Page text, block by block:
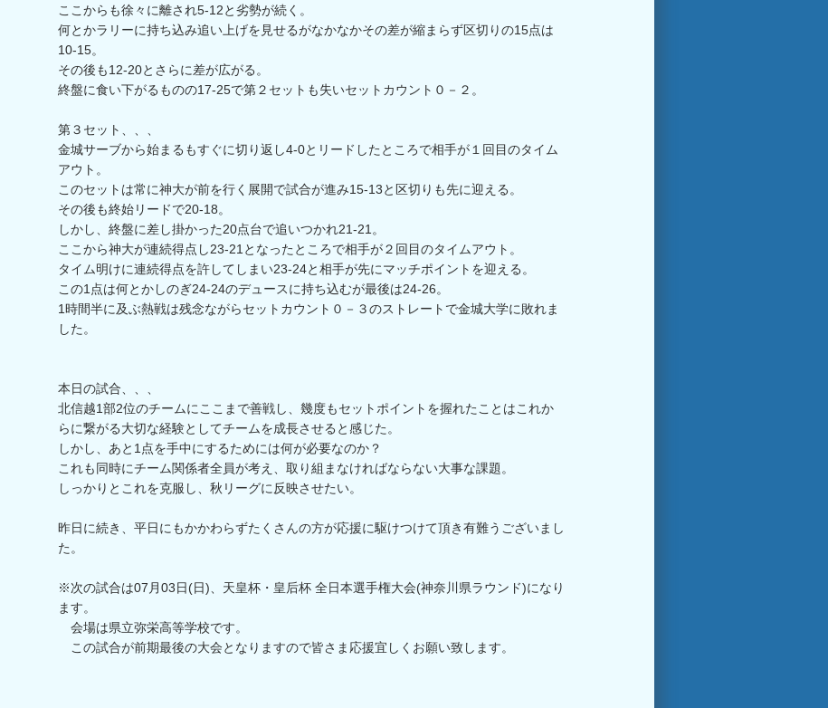
ここからも徐々に離され5-12と劣勢が続く。
何とかラリーに持ち込み追い上げを見せるがなかなかその差が縮まらず区切りの15点は
10-15。
その後も12-20とさらに差が広がる。
終盤に食い下がるものの17-25で第２セットも失いセットカウント０－２。
第３セット、、、
金城サーブから始まるもすぐに切り返し4-0とリードしたところで相手が１回目のタイム
アウト。
このセットは常に神大が前を行く展開で試合が進み15-13と区切りも先に迎える。
その後も終始リードで20-18。
しかし、終盤に差し掛かった20点台で追いつかれ21-21。
ここから神大が連続得点し23-21となったところで相手が２回目のタイムアウト。
タイム明けに連続得点を許してしまい23-24と相手が先にマッチポイントを迎える。
この1点は何とかしのぎ24-24のデュースに持ち込むが最後は24-26。
1時間半に及ぶ熱戦は残念ながらセットカウント０－３のストレートで金城大学に敗れま
した。
本日の試合、、、
北信越1部2位のチームにここまで善戦し、幾度もセットポイントを握れたことはこれか
らに繋がる大切な経験としてチームを成長させると感じた。
しかし、あと1点を手中にするためには何が必要なのか？
これも同時にチーム関係者全員が考え、取り組まなければならない大事な課題。
しっかりとこれを克服し、秋リーグに反映させたい。
昨日に続き、平日にもかかわらずたくさんの方が応援に駆けつけて頂き有難うございまし
た。
※次の試合は07月03日(日)、天皇杯・皇后杯 全日本選手権大会(神奈川県ラウンド)になり
ます。
会場は県立弥栄高等学校です。
この試合が前期最後の大会となりますので皆さま応援宜しくお願い致します。